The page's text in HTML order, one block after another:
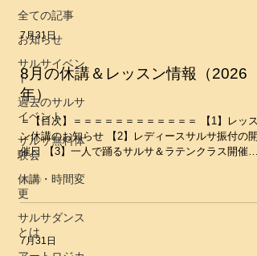
全ての記事
お知らせ
サルサイベン
ト
過去のサルサ
イベント
サルサ無料体
験会
休講・時間変
更
サルサダンス
とは
7月31日
8月の休講＆レッスン情報（2026
年）
＝【目次】＝＝＝＝＝＝＝＝＝＝＝＝ 【1】レッス
ン休講のお知らせ 【2】レディースサルサ振付の開
催日 【3】一人で踊るサルサ＆ラテンクラス開催日
ケジュールはこちらのカレンダーで確認していただ
くと分かりやすいです ↓↓ https://www.salsa-
move.com/calendar ＝＝＝＝＝＝＝＝＝＝＝＝＝＝
＝＝＝ 【1】レッスン休講のお知らせ 8月の休講の
予定はありません。(お盆休みもありません) ※８月
7月31日